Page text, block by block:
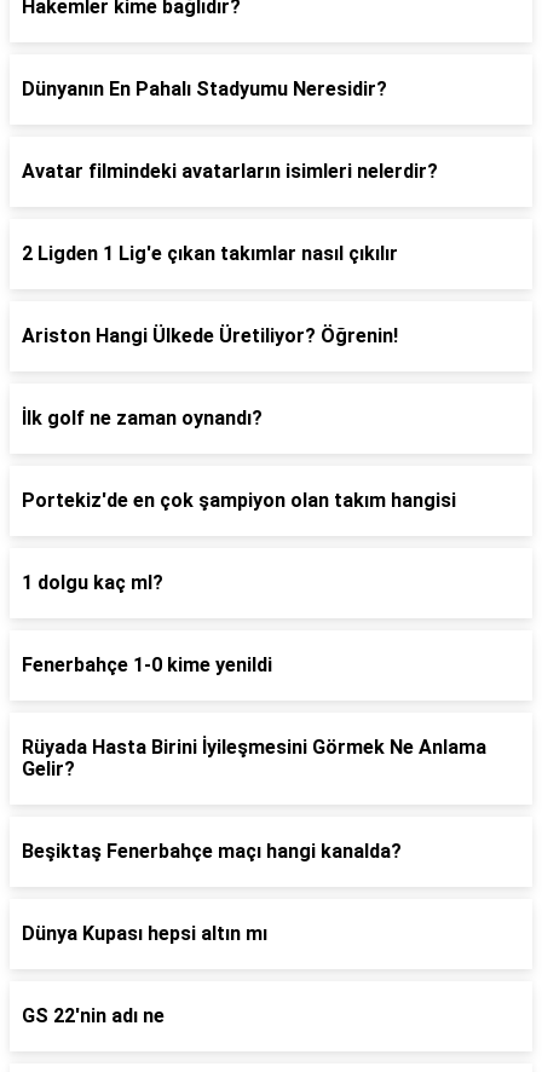
Hakemler kime bağlıdır?
Dünyanın En Pahalı Stadyumu Neresidir?
Avatar filmindeki avatarların isimleri nelerdir?
2 Ligden 1 Lig'e çıkan takımlar nasıl çıkılır
Ariston Hangi Ülkede Üretiliyor? Öğrenin!
İlk golf ne zaman oynandı?
Portekiz'de en çok şampiyon olan takım hangisi
1 dolgu kaç ml?
Fenerbahçe 1-0 kime yenildi
Rüyada Hasta Birini İyileşmesini Görmek Ne Anlama
Gelir?
Beşiktaş Fenerbahçe maçı hangi kanalda?
Dünya Kupası hepsi altın mı
GS 22'nin adı ne